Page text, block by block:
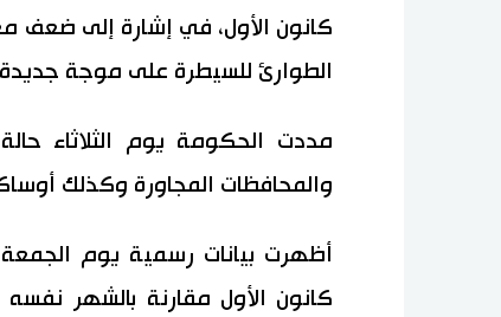
كانون الأول، في إشارة إلى ضعف
الطوارئ للسيطرة على موجة
والمحافظات المجاورة وكذلك
كانون الأول مقارنة بالشهر